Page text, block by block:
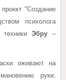
"Создание
психолога
техникиЭбру –
оживают на
руки,